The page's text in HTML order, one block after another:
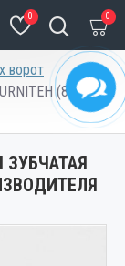
0 0
ворот
(8мм) 1 м